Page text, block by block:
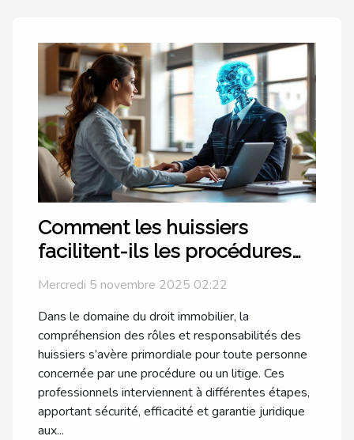
Comment les huissiers
facilitent-ils les procédures
juridiques en droit immobilier
Mercredi 5 novembre 2025 02:22
Dans le domaine du droit immobilier, la
compréhension des rôles et responsabilités des
huissiers s’avère primordiale pour toute personne
concernée par une procédure ou un litige. Ces
professionnels interviennent à différentes étapes,
apportant sécurité, efficacité et garantie juridique
aux...